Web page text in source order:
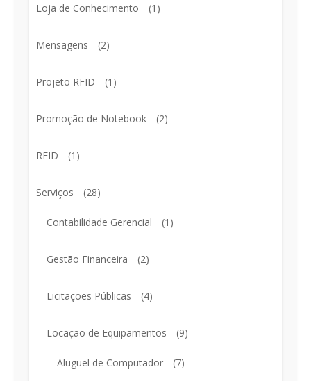
Loja de Conhecimento (1)
Mensagens (2)
Projeto RFID (1)
Promoção de Notebook (2)
RFID (1)
Serviços (28)
Contabilidade Gerencial (1)
Gestão Financeira (2)
Licitações Públicas (4)
Locação de Equipamentos (9)
Aluguel de Computador (7)